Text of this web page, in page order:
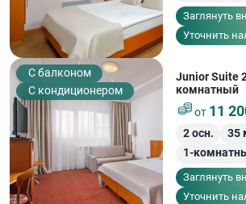
Заглянуть
Уточнить
C балконом
С кондиционером
Junior Suite
комнатный
от 11
2осн. 35
1-
Заглянуть
Уточнить